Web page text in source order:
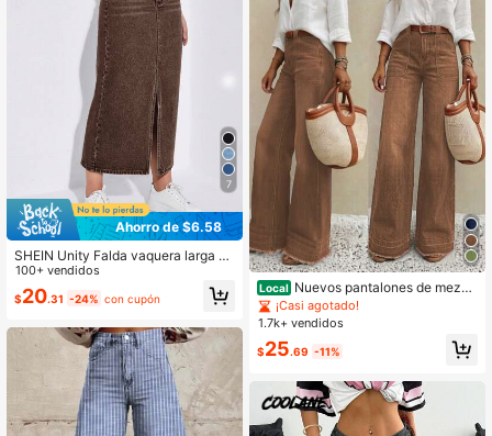
7
Ahorro de $6.58
SHEIN Unity Falda vaquera larga co
n abertura de moda casual para muj
er
100+ vendidos
$20.31 -24% con cupón
Local Nuevos pantalones de mezcli
lla de pierna ancha de alta calidad,
moda casual y ajuste holgado para
toño
¡Casi agotado!
1.7k+ vendidos
$25.69 -11%